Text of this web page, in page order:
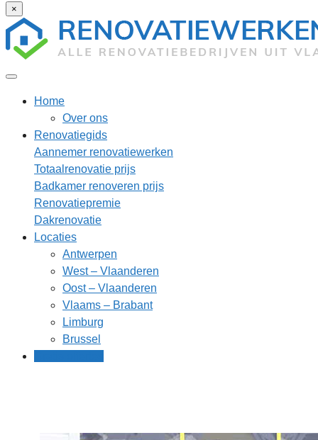
×
Home
Over ons
Renovatiegids
Aannemer renovatiewerken
Totaalrenovatie prijs
Badkamer renoveren prijs
Renovatiepremie
Dakrenovatie
Locaties
Antwerpen
West – Vlaanderen
Oost – Vlaanderen
Vlaams – Brabant
Limburg
Brussel